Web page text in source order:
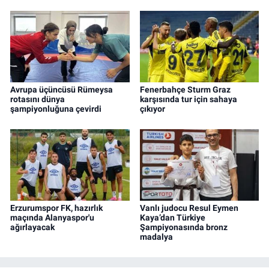
Avrupa üçüncüsü Rümeysa
rotasını dünya
şampiyonluğuna çevirdi
Fenerbahçe Sturm Graz
karşısında tur için sahaya
çıkıyor
Erzurumspor FK, hazırlık
maçında Alanyaspor'u
ağırlayacak
Vanlı judocu Resul Eymen
Kaya’dan Türkiye
Şampiyonasında bronz
madalya